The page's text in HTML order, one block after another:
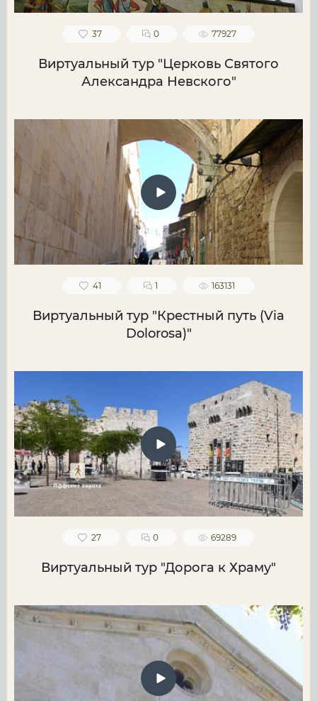
37 0 77927
Виртуальный тур "Церковь Святого
Александра Невского"
41 1 163131
Виртуальный тур "Крестный путь (Via
Dolorosa)"
27 0 69289
Виртуальный тур "Дорога к Храму"